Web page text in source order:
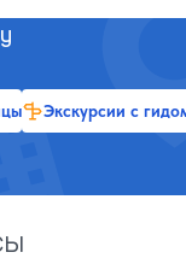
Экскурсии с